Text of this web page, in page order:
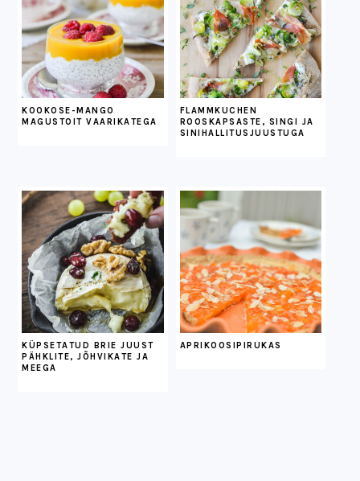
KOOKOSE-MANGO
MAGUSTOIT VAARIKATEGA
FLAMMKUCHEN
ROOSKAPSASTE, SINGI JA
SINIHALLITUSJUUSTUGA
KÜPSETATUD BRIE JUUST
PÄHKLITE, JÕHVIKATE JA
MEEGA
APRIKOOSIPIRUKAS